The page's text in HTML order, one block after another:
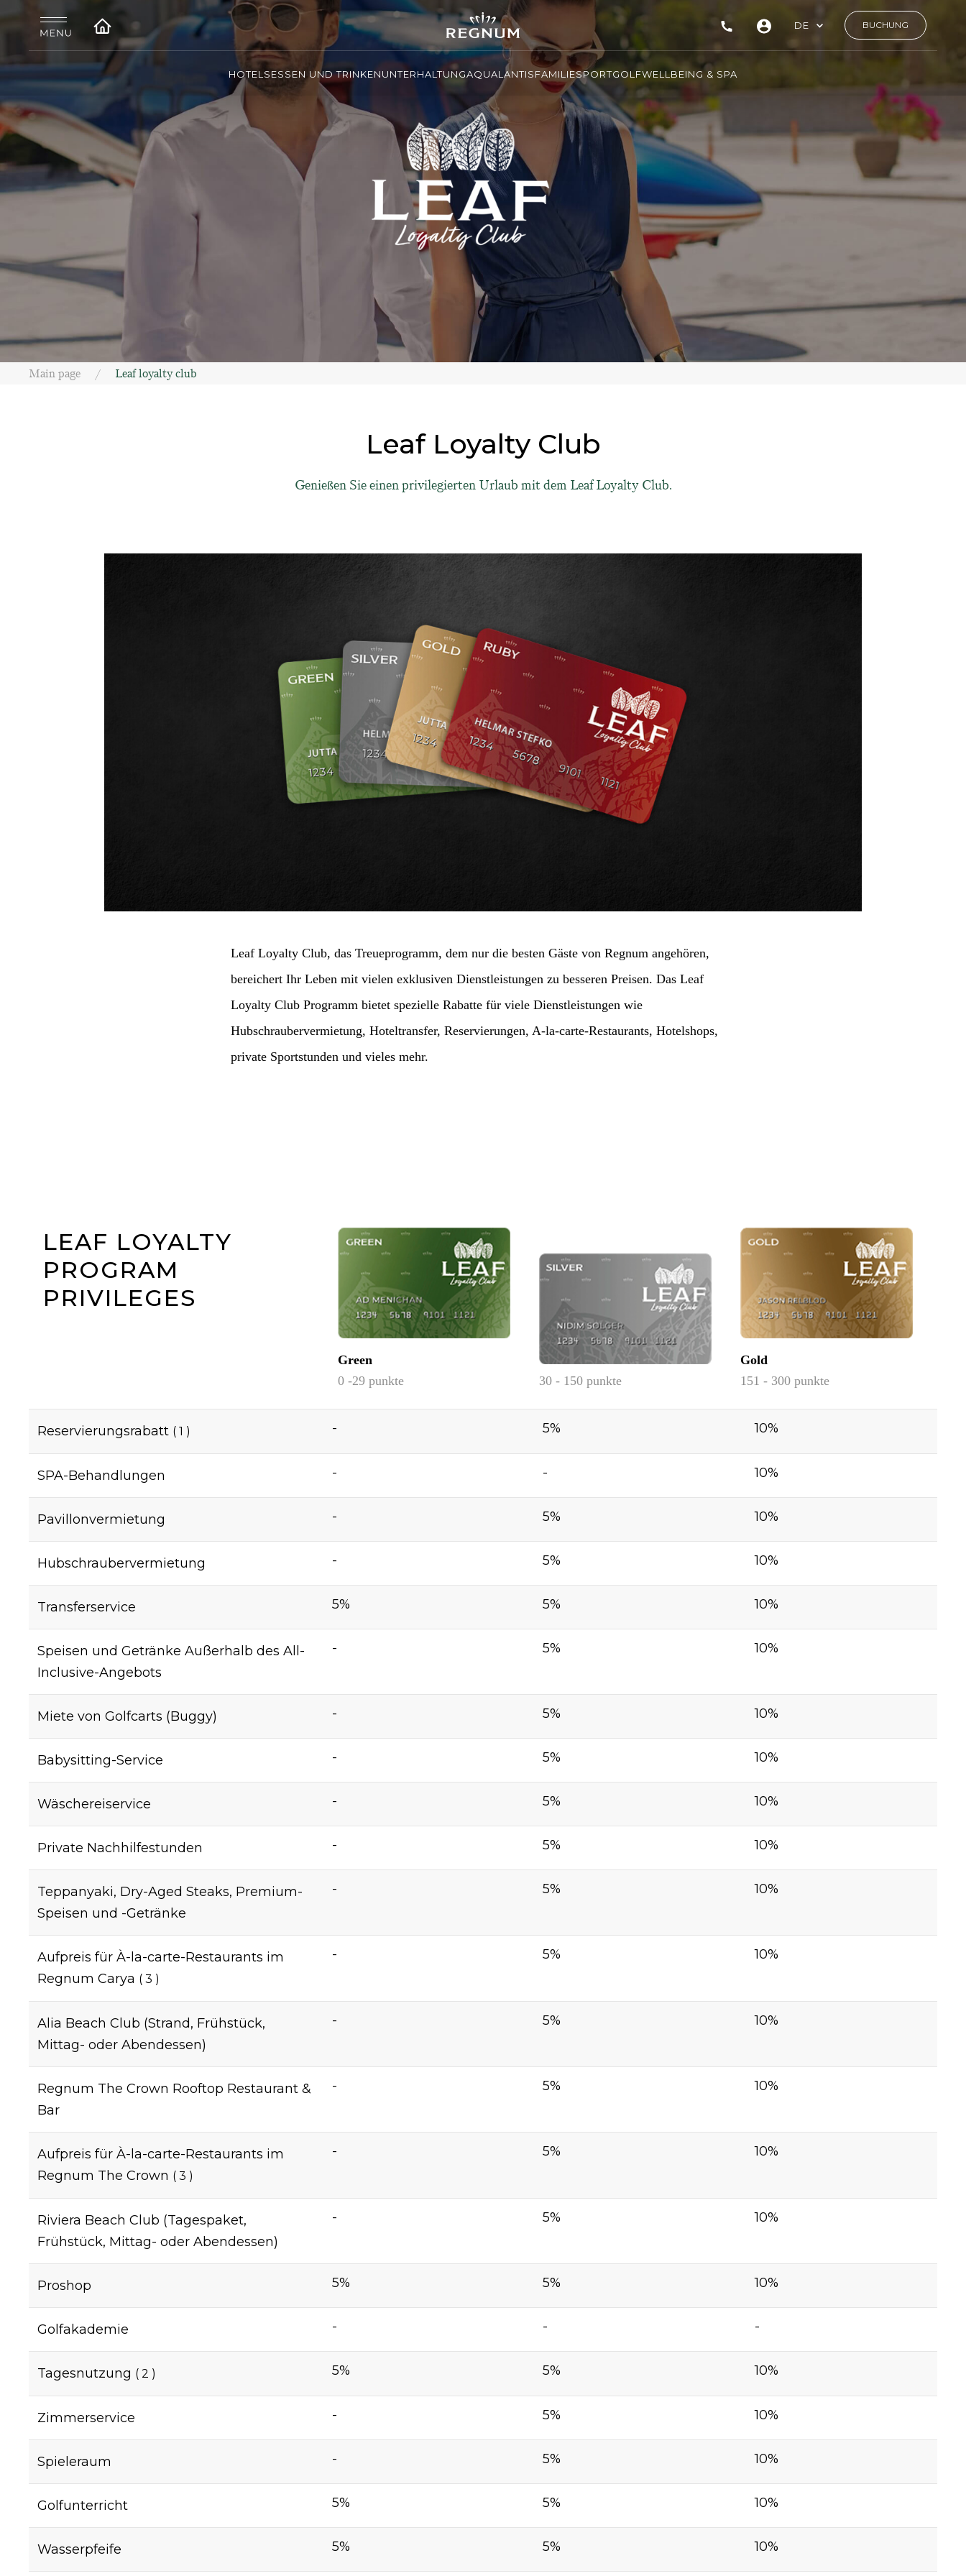
DE BUCHUNG
HOTELSESSEN UND TRINKENUNTERHALTUNGAQUALANTISFAMILIESPORTGOLFWELLBEING & SPA
Main page Leaf loyalty club
Leaf Loyalty Club
Genießen Sie einen privilegierten Urlaub mit dem Leaf Loyalty Club.
Leaf Loyalty Club, das Treueprogramm, dem nur die besten Gäste von Regnum angehören,
bereichert Ihr Leben mit vielen exklusiven Dienstleistungen zu besseren Preisen. Das Leaf
Loyalty Club Programm bietet spezielle Rabatte für viele Dienstleistungen wie
Hubschraubervermietung, Hoteltransfer, Reservierungen, A-la-carte-Restaurants, Hotelshops,
private Sportstunden und vieles mehr.
LEAF LOYALTY
PROGRAM
PRIVILEGES
Green
0 -29 punkte
30 - 150 punkte
Gold
151 - 300 punkte
Reservierungsrabatt ( 1 ) - 5% 10%
SPA-Behandlungen - - 10%
Pavillonvermietung - 5% 10%
Hubschraubervermietung - 5% 10%
Transferservice 5% 5% 10%
Speisen und Getränke Außerhalb des All-
Inclusive-Angebots
- 5% 10%
Miete von Golfcarts (Buggy) - 5% 10%
Babysitting-Service - 5% 10%
Wäschereiservice - 5% 10%
Private Nachhilfestunden - 5% 10%
Teppanyaki, Dry-Aged Steaks, Premium-
Speisen und -Getränke
- 5% 10%
Aufpreis für À-la-carte-Restaurants im
Regnum Carya ( 3 )
- 5% 10%
Alia Beach Club (Strand, Frühstück,
Mittag- oder Abendessen)
- 5% 10%
Regnum The Crown Rooftop Restaurant &
Bar
- 5% 10%
Aufpreis für À-la-carte-Restaurants im
Regnum The Crown ( 3 )
- 5% 10%
Riviera Beach Club (Tagespaket,
Frühstück, Mittag- oder Abendessen)
- 5% 10%
Proshop 5% 5% 10%
Golfakademie - - -
Tagesnutzung ( 2 ) 5% 5% 10%
Zimmerservice - 5% 10%
Spieleraum - 5% 10%
Golfunterricht 5% 5% 10%
Wasserpfeife 5% 5% 10%